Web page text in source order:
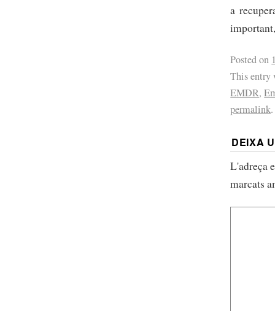
a
Posted on
This entry
EMDR,
permalink.
DEIXA
L'adreça
marcats